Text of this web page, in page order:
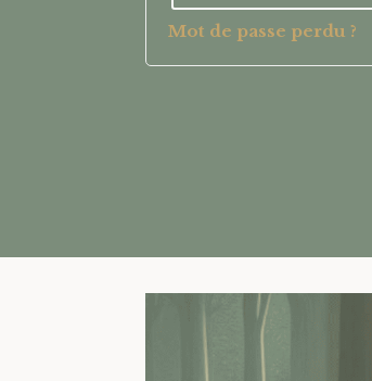
Mot de passe perdu ?